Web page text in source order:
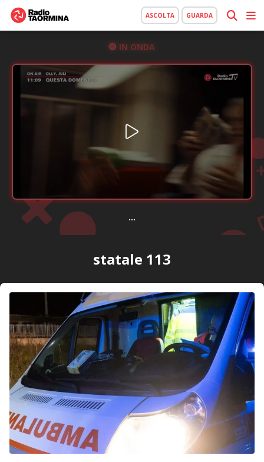
ASCOLTA GUARDA
IN ONDA
...
statale 113